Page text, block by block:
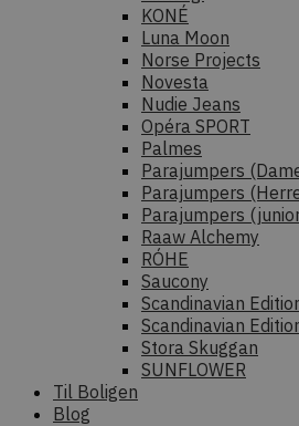
KONÉ
Luna Moon
Norse Projects
Novesta
Nudie Jeans
Opéra SPORT
Palmes
Parajumpers
Parajumpers
Parajumpers
Raaw Alchemy
RÓHE
Saucony
Scandinavian
Scandinavian
Stora Skuggan
SUNFLOWER
Til Boligen
Blog